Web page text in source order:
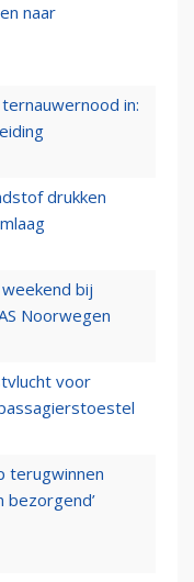
naar
in:
drukken
bij
Noorwegen
voor
terugwinnen
bezorgend’